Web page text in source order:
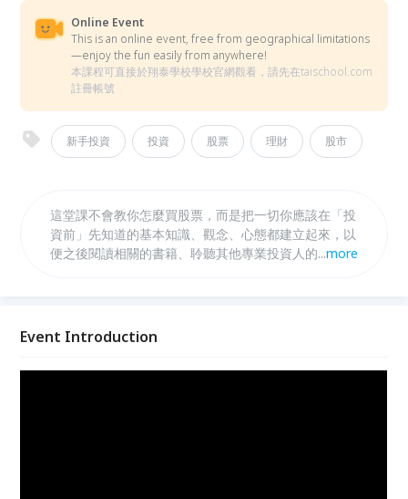
Online Event
This is an online event, free from geographical limitations
—enjoy the fun easily from anywhere!
本課程可直接於翔泰學校學校官網觀看，請先在taischool.com
註冊帳號
新手投資 投資 股票 理財 股市
這堂課不會教你怎麼買股票，而是把一切你應該在「投
資前」先知道的基本知識、觀念、心態都建立起來，以
便之後閱讀相關的書籍、聆聽其他專業投資人的心法與
...more
Event Introduction